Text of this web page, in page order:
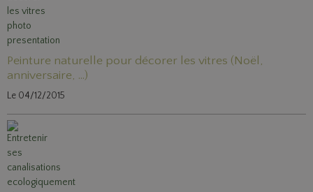
Peinture naturelle pour décorer les vitres (Noël,
anniversaire, ...)
Le 04/12/2015